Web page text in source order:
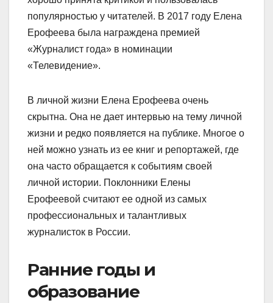
популярностью у читателей. В 2017 году Елена
Ерофеева была награждена премией
«Журналист года» в номинации
«Телевидение».
В личной жизни Елена Ерофеева очень
скрытна. Она не дает интервью на тему личной
жизни и редко появляется на публике. Многое о
ней можно узнать из ее книг и репортажей, где
она часто обращается к событиям своей
личной истории. Поклонники Елены
Ерофеевой считают ее одной из самых
профессиональных и талантливых
журналисток в России.
Ранние годы и
образование